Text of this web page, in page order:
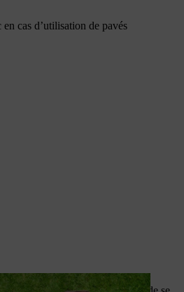
cas d’utilisation de pavés